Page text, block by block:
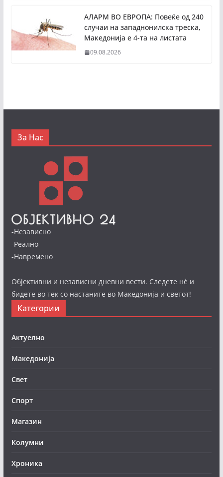
АЛАРМ ВО ЕВРОПА: Повеќе од 240
случаи на западнонилска треска,
Македонија е 4-та на листата
09.08.2026
За Нас
-Независно
-Реално
-Навремено
Објективни и независни дневни вести. Следете нè и
бидете во тек со настаните во Македонија и светот!
Категории
Актуелно
Македонија
Свет
Спорт
Магазин
Колумни
Хроника